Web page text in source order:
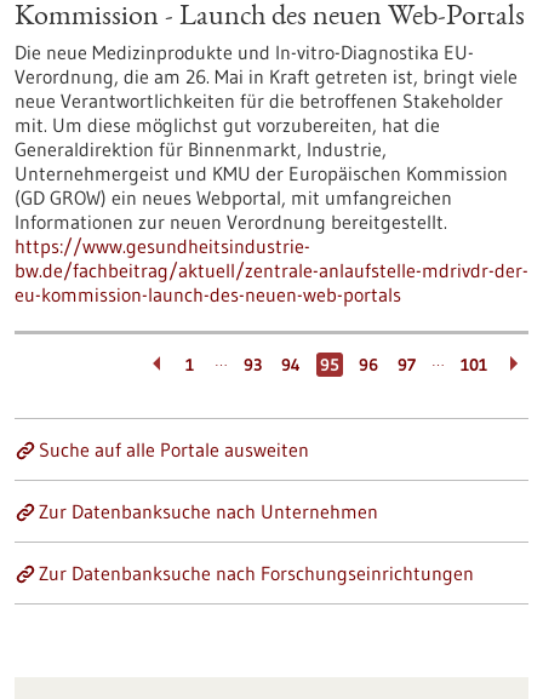
Kommission - Launch des neuen Web-Portals
Die neue Medizinprodukte und In-vitro-Diagnostika EU-
Verordnung, die am 26. Mai in Kraft getreten ist, bringt viele
neue Verantwortlichkeiten für die betroffenen Stakeholder
mit. Um diese möglichst gut vorzubereiten, hat die
Generaldirektion für Binnenmarkt, Industrie,
Unternehmergeist und KMU der Europäischen Kommission
(GD GROW) ein neues Webportal, mit umfangreichen
Informationen zur neuen Verordnung bereitgestellt.
https://www.gesundheitsindustrie-
bw.de/fachbeitrag/aktuell/zentrale-anlaufstelle-mdrivdr-der-
eu-kommission-launch-des-neuen-web-portals
1 … 93 94 95 96 97 … 101
Suche auf alle Portale ausweiten
Zur Datenbanksuche nach Unternehmen
Zur Datenbanksuche nach Forschungseinrichtungen